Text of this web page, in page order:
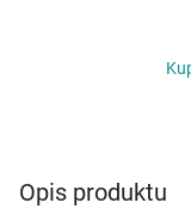
Marki
Opis produktu